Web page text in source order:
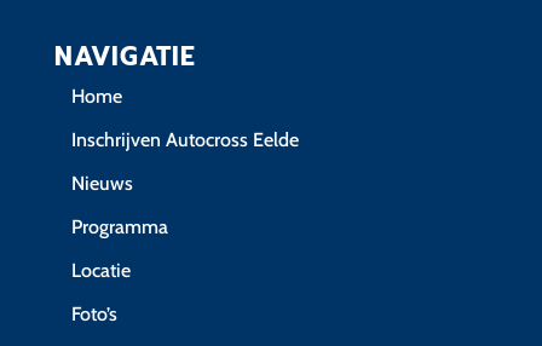
NAVIGATIE
Home
Inschrijven Autocross Eelde
Nieuws
Programma
Locatie
Foto’s